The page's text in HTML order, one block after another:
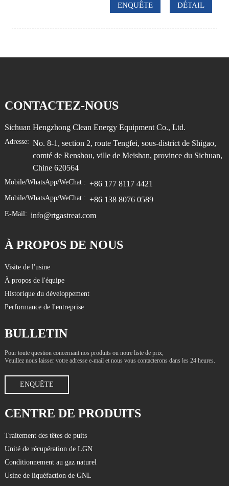
ENQUÊTE DÉTAIL
CONTACTEZ-NOUS
Sichuan Hengzhong Clean Energy Equipment Co., Ltd.
Adresse: No. 8-1, section 2, route Tengfei, sous-district de Shigao,
comté de Renshou, ville de Meishan, province du Sichuan,
Chine 620564
Mobile/WhatsApp/WeChat : +86 177 8117 4421
Mobile/WhatsApp/WeChat : +86 138 8076 0589
E-Mail: info@rtgastreat.com
À PROPOS DE NOUS
Visite de l'usine
À propos de l'équipe
Historique du développement
Performance de l'entreprise
BULLETIN
Pour toute question concernant nos produits ou notre liste de prix,
Veuillez nous laisser votre adresse e-mail et nous vous contacterons dans les 24 heures.
ENQUÊTE
CENTRE DE PRODUITS
Traitement des têtes de puits
Unité de récupération de LGN
Conditionnement au gaz naturel
Usine de liquéfaction de GNL